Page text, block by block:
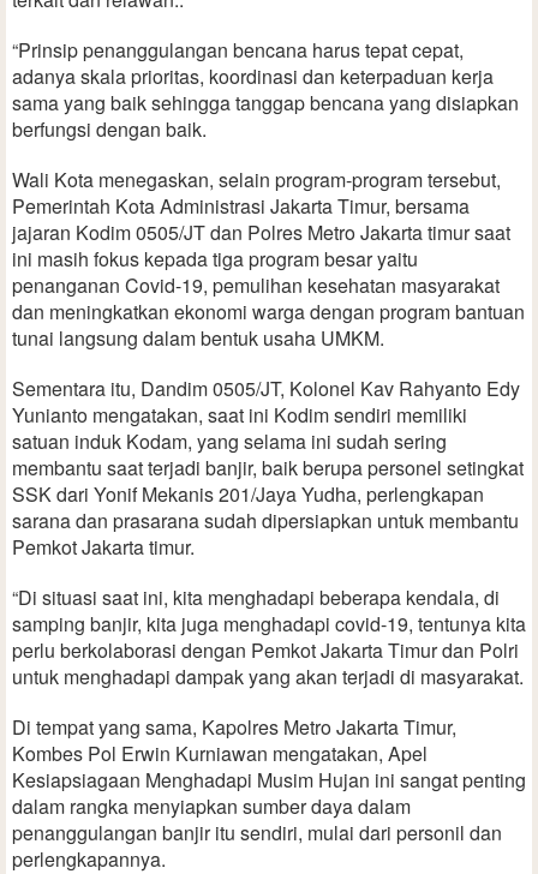
“Prinsip penanggulangan bencana harus tepat cepat,
adanya skala prioritas, koordinasi dan keterpaduan kerja
sama yang baik sehingga tanggap bencana yang disiapkan
berfungsi dengan baik.
Wali Kota menegaskan, selain program-program tersebut,
Pemerintah Kota Administrasi Jakarta Timur, bersama
jajaran Kodim 0505/JT dan Polres Metro Jakarta timur saat
ini masih fokus kepada tiga program besar yaitu
penanganan Covid-19, pemulihan kesehatan masyarakat
dan meningkatkan ekonomi warga dengan program bantuan
tunai langsung dalam bentuk usaha UMKM.
Sementara itu, Dandim 0505/JT, Kolonel Kav Rahyanto Edy
Yunianto mengatakan, saat ini Kodim sendiri memiliki
satuan induk Kodam, yang selama ini sudah sering
membantu saat terjadi banjir, baik berupa personel setingkat
SSK dari Yonif Mekanis 201/Jaya Yudha, perlengkapan
sarana dan prasarana sudah dipersiapkan untuk membantu
Pemkot Jakarta timur.
“Di situasi saat ini, kita menghadapi beberapa kendala, di
samping banjir, kita juga menghadapi covid-19, tentunya kita
perlu berkolaborasi dengan Pemkot Jakarta Timur dan Polri
untuk menghadapi dampak yang akan terjadi di masyarakat.
Di tempat yang sama, Kapolres Metro Jakarta Timur,
Kombes Pol Erwin Kurniawan mengatakan, Apel
Kesiapsiagaan Menghadapi Musim Hujan ini sangat penting
dalam rangka menyiapkan sumber daya dalam
penanggulangan banjir itu sendiri, mulai dari personil dan
perlengkapannya.